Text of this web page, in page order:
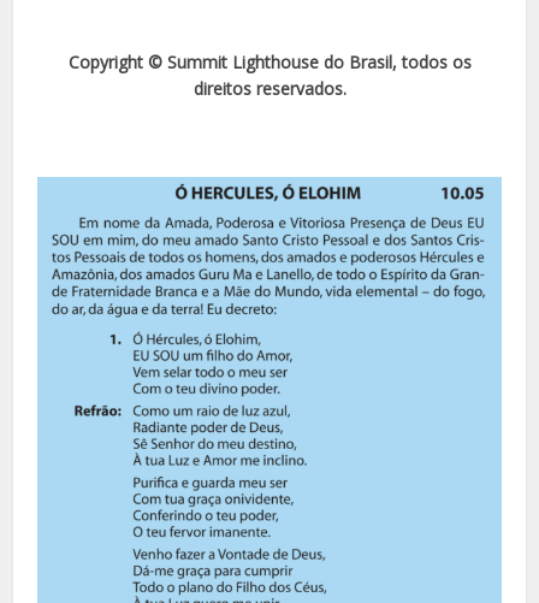
Copyright © Summit Lighthouse do Brasil, todos os
direitos reservados.